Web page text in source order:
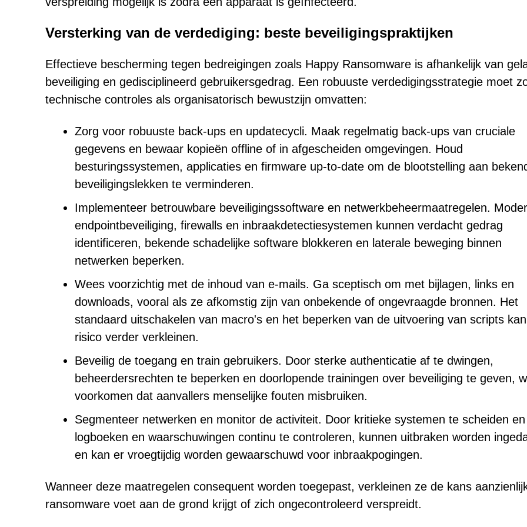
Versterking van de verdediging: beste beveiligingspraktijken
Effectieve bescherming tegen bedreigingen zoals Happy Ransomware is afhankelijk van
beveiliging en gedisciplineerd gebruikersgedrag. Een robuuste verdedigingsstrategie moet
technische controles als organisatorisch bewustzijn omvatten:
Zorg voor robuuste back-ups en updatecycli. Maak regelmatig back-ups van cruciale
gegevens en bewaar kopieën offline of in afgescheiden omgevingen. Houd
besturingssystemen, applicaties en firmware up-to-date om de blootstelling aan
beveiligingslekken te verminderen.
Implementeer betrouwbare beveiligingssoftware en netwerkbeheermaatregelen.
endpointbeveiliging, firewalls en inbraakdetectiesystemen kunnen verdacht gedrag
identificeren, bekende schadelijke software blokkeren en laterale beweging binnen
netwerken beperken.
Wees voorzichtig met de inhoud van e-mails. Ga sceptisch om met bijlagen, links en
downloads, vooral als ze afkomstig zijn van onbekende of ongevraagde bronnen. Het
standaard uitschakelen van macro's en het beperken van de uitvoering van scripts
risico verder verkleinen.
Beveilig de toegang en train gebruikers. Door sterke authenticatie af te dwingen,
beheerdersrechten te beperken en doorlopende trainingen over beveiliging te geven,
voorkomen dat aanvallers menselijke fouten misbruiken.
Segmenteer netwerken en monitor de activiteit. Door kritieke systemen te scheiden en
logboeken en waarschuwingen continu te controleren, kunnen uitbraken worden
en kan er vroegtijdig worden gewaarschuwd voor inbraakpogingen.
Wanneer deze maatregelen consequent worden toegepast, verkleinen ze de kans
ransomware voet aan de grond krijgt of zich ongecontroleerd verspreidt.